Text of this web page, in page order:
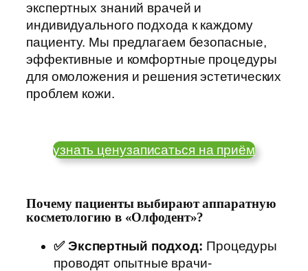
экспертных знаний врачей и
индивидуального подхода к каждому
пациенту. Мы предлагаем безопасные,
эффективные и комфортные процедуры
для омоложения и решения эстетических
проблем кожи.
узнать ценузаписаться на приём
Почему пациенты выбирают аппаратную
косметологию в «Олфодент»?
✅ Экспертный подход: Процедуры
проводят опытные врачи-